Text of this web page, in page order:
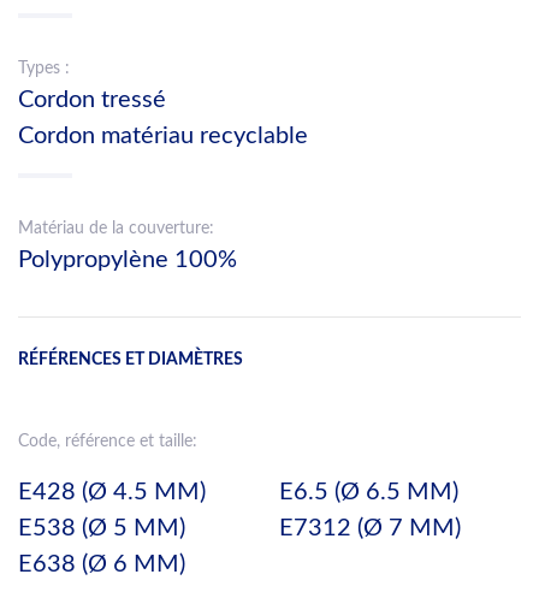
Types :
Cordon tressé
Cordon matériau recyclable
Matériau de la couverture:
Polypropylène 100%
RÉFÉRENCES ET DIAMÈTRES
Code, référence et taille:
E428 (Ø 4.5 MM)
E538 (Ø 5 MM)
E638 (Ø 6 MM)
E6.5 (Ø 6.5 MM)
E7312 (Ø 7 MM)